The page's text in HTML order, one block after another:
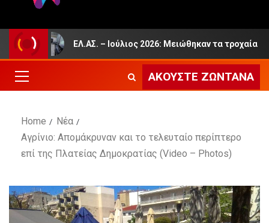
ΕΛ.ΑΣ. – Ιούλιος 2026: Μειώθηκαν τα τροχαία ατυχήματα
ΑΚΟΎΣΤΕ ΖΩΝΤΑΝΆ
Home
Νέα
Αγρίνιο: Απομάκρυναν και το τελευταίο περίπτερο
επί της Πλατείας Δημοκρατίας (Video – Photos)